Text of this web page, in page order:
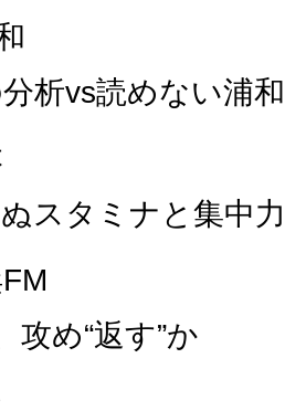
析vs読めない浦和
スタミナと集中力
攻め“返す”か